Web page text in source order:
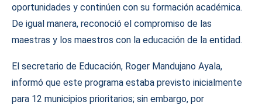
oportunidades y continúen con su formación académica.
De igual manera, reconoció el compromiso de las
maestras y los maestros con la educación de la entidad.
El secretario de Educación, Roger Mandujano Ayala,
informó que este programa estaba previsto inicialmente
para 12 municipios prioritarios; sin embargo, por